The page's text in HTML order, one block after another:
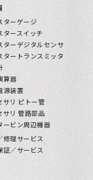
ターゲージ
タースイッチ
ターデジタルセンサ
タートランスミッタ
算器
源装置
サリ ピトー管
サリ 管路部品
ービン周辺機器
修理サービス
証／サービス